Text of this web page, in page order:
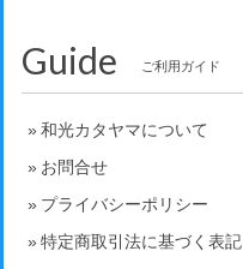
Guide ご利用ガイド
和光カタヤマについて
お問合せ
プライバシーポリシー
特定商取引法に基づく表記